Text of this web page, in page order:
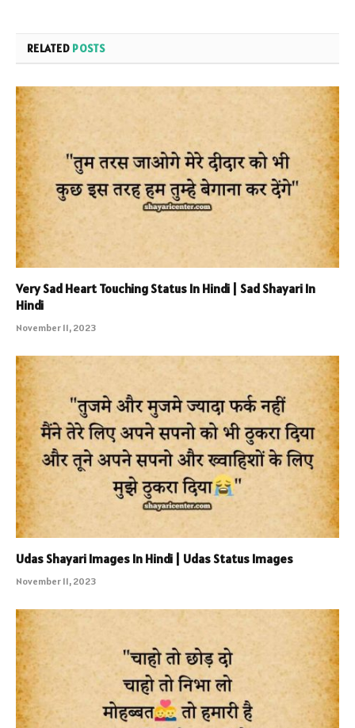
RELATED POSTS
Very Sad Heart Touching Status In Hindi | Sad Shayari In
Hindi
November 11, 2023
Udas Shayari Images In Hindi | Udas Status Images
November 11, 2023